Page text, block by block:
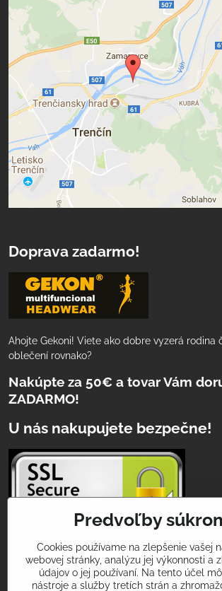
Doprava zadarmo!
Ahojte Gekoni! Viete ako dobre vyzerá rodina
oblečení rovnako?
Nakúpte za 50€ a tovar Vám
ZADARMO!
U nás nakupujete bezpečne!
Podeľte sa s nami o Vaše
a úspechy!
Predvoľby
Cookies používame na zlepšenie vašej
webovej stránky, analýzu jej výkonnosti a
údajov o jej používaní. Na tento účel
nástroje a služby tretích strán a